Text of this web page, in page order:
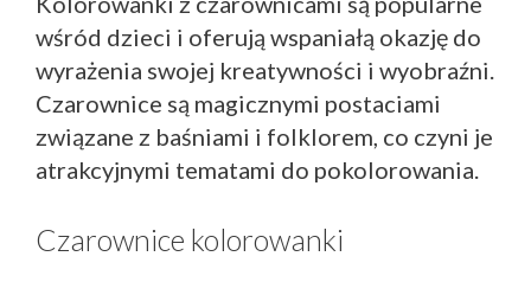
wśród dzieci i oferują wspaniałą okazję do
wyrażenia swojej kreatywności i wyobraźni.
Czarownice są magicznymi postaciami
związane z baśniami i folklorem, co czyni je
atrakcyjnymi tematami do pokolorowania.
Czarownice kolorowanki